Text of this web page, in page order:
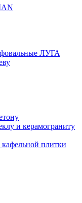
ЛУГА
и керамограниту
плитки